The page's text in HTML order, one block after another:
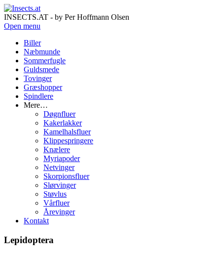
INSECTS.AT - by Per Hoffmann Olsen
Open menu
Biller
Næbmunde
Sommerfugle
Guldsmede
Tovinger
Græshopper
Spindlere
Mere…
Døgnfluer
Kakerlakker
Kamelhalsfluer
Klippespringere
Knælere
Myriapoder
Netvinger
Skorpionsfluer
Slørvinger
Støvlus
Vårfluer
Årevinger
Kontakt
Lepidoptera